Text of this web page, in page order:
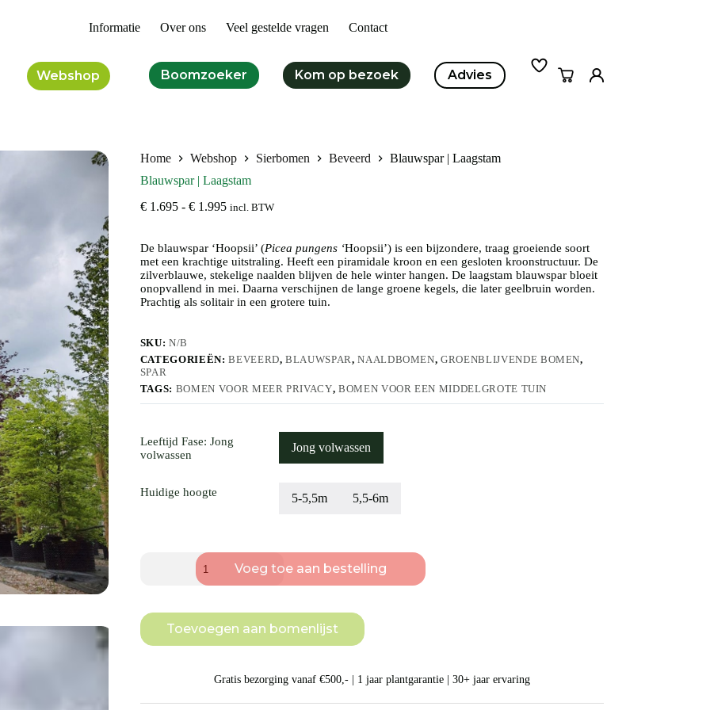
Informatie Over ons Veel gestelde vragen Contact
Webshop Boomzoeker Kom op bezoek Advies Winkelwagen
Home Webshop Sierbomen Beveerd
Blauwspar | Laagstam
Blauwspar | Laagstam
€1.695 - €1.995Prijsklasse:
€ 1.995
incl. BTW
De blauwspar ‘Hoopsii’ (Picea pungens ‘Hoopsii’) is een bijzondere, traag groeiende soort
met een krachtige uitstraling. Heeft een piramidale kroon en een gesloten kroonstructuur. De
zilverblauwe, stekelige naalden blijven de hele winter hangen. De laagstam blauwspar bloeit
onopvallend in mei. Daarna verschijnen de lange groene kegels, die later geelbruin worden.
Prachtig als solitair in een grotere tuin.
SKU:N/B
CATEGORIEËN:BEVEERD,BLAUWSPAR,NAALDBOMEN,GROENBLIJVENDE BOMEN,
SPAR
TAGS: BOMEN VOOR MEER PRIVACY, BOMEN VOOR EEN MIDDELGROTE TUIN
Leeftijd Fase: Jong
volwassen
Jong volwassen
Huidige hoogte 5-5,5m 5,5-6m
Voeg toe aan bestelling
Toevoegen aan bomenlijst
Gratis bezorging vanaf €500,- | 1 jaar plantgarantie | 30+ jaar ervaring